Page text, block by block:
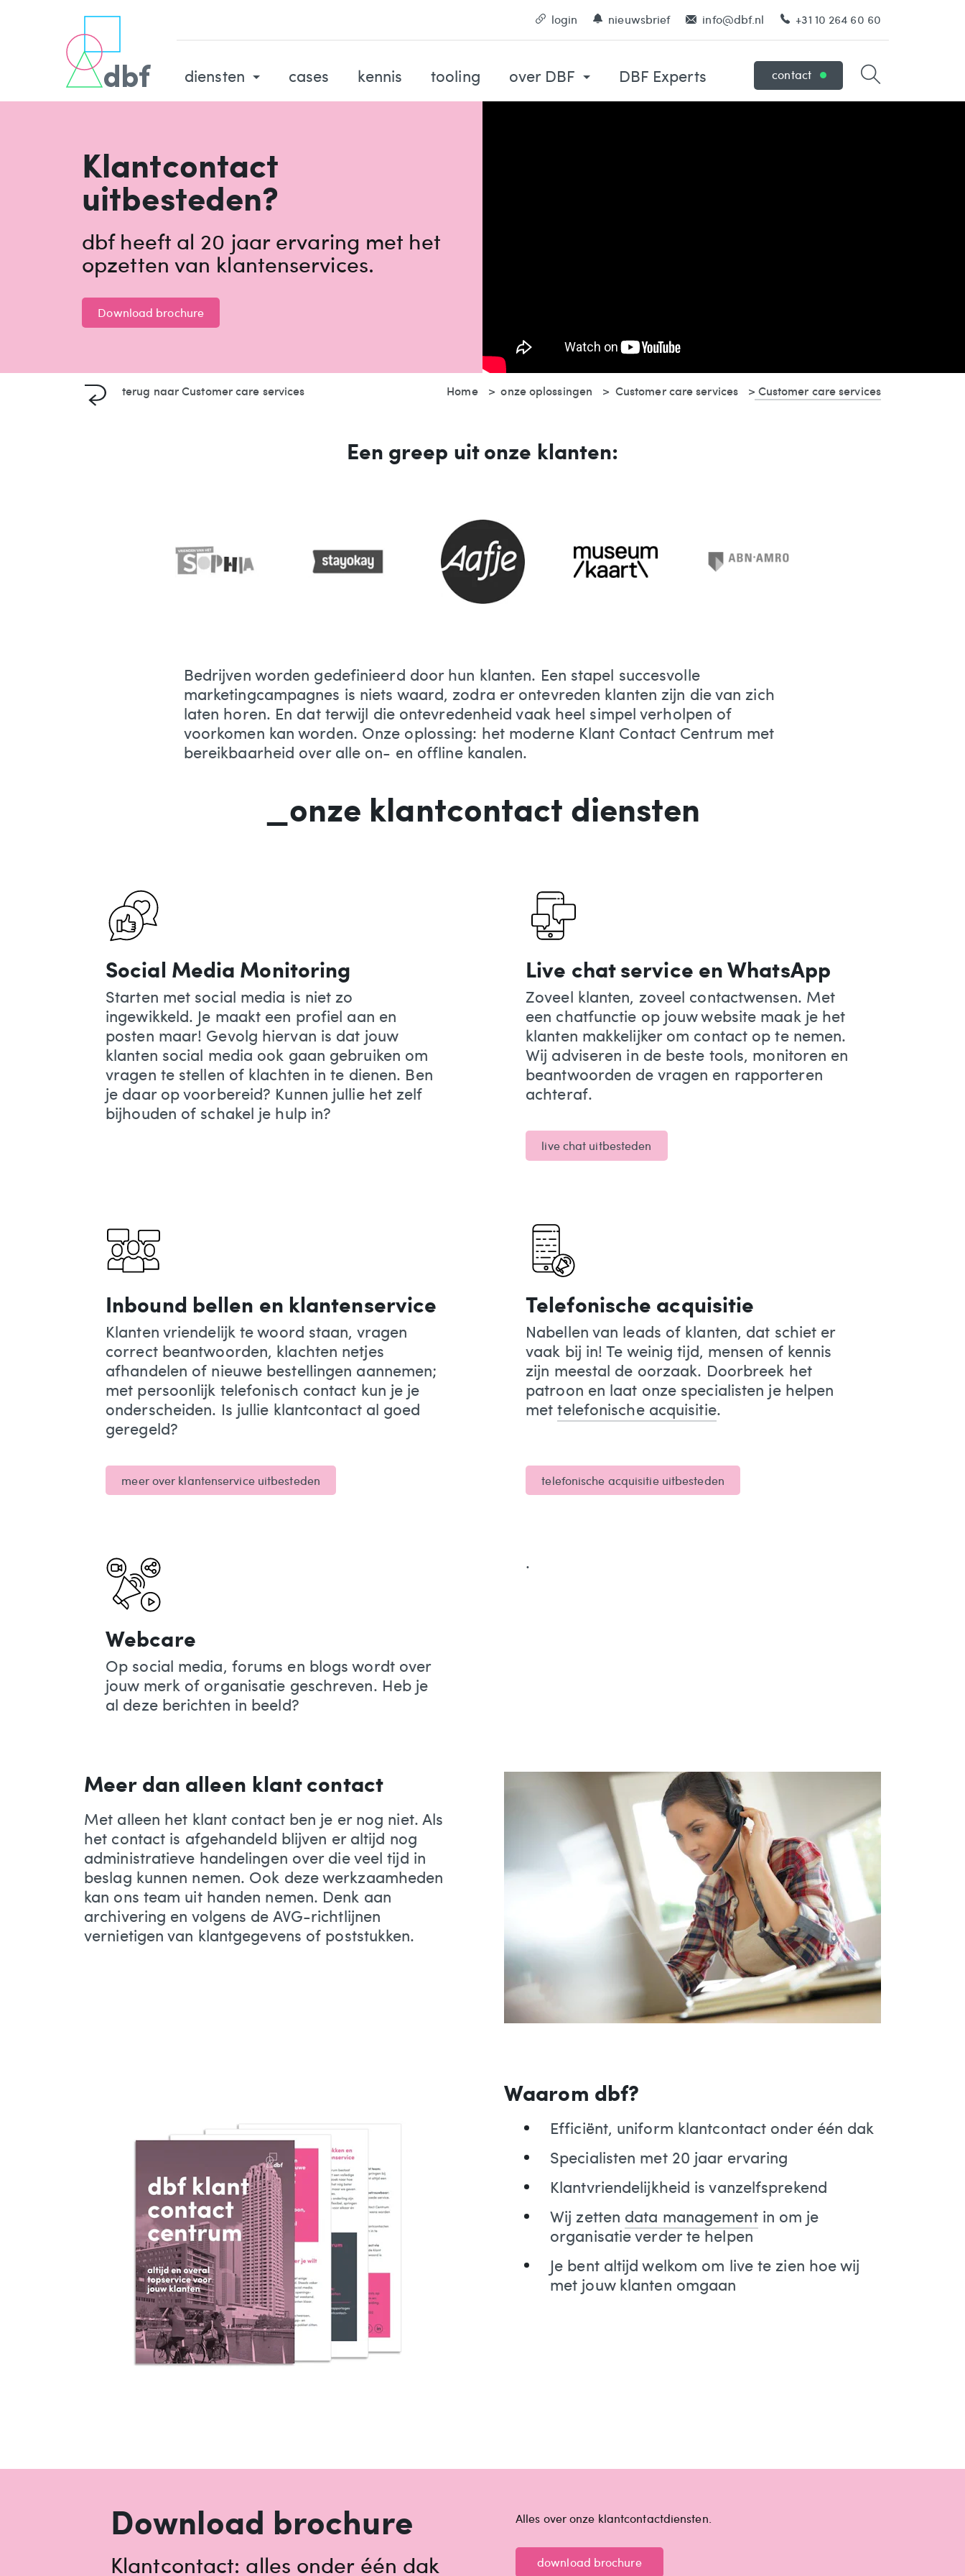
diensten cases kennis tooling over DBF DBF Experts contact
login nieuwsbrief info@dbf.nl +31 10 264 60 60
Klantcontact
uitbesteden?
dbf heeft al 20 jaar ervaring met het
opzetten van klantenservices.
Download brochure
terug naarCustomer care services Home onze oplossingen Customer care services Customer care services
Een greep uit onze klanten:
Bedrijven worden gedefinieerd door hun klanten. Een stapel succesvolle
marketingcampagnes is niets waard, zodra er ontevreden klanten zijn die van zich
laten horen. En dat terwijl die ontevredenheid vaak heel simpel verholpen of
voorkomen kan worden. Onze oplossing: het moderne Klant Contact Centrum met
bereikbaarheid over alle on- en offline kanalen.
_onze klantcontact diensten
Social Media Monitoring
Starten met social media is niet zo
ingewikkeld. Je maakt een profiel aan en
posten maar! Gevolg hiervan is dat jouw
klanten social media ook gaan gebruiken om
vragen te stellen of klachten in te dienen. Ben
je daar op voorbereid? Kunnen jullie het zelf
bijhouden of schakel je hulp in?
Live chat service en WhatsApp
Zoveel klanten, zoveel contactwensen. Met
een chatfunctie op jouw website maak je het
klanten makkelijker om contact op te nemen.
Wij adviseren in de beste tools, monitoren en
beantwoorden de vragen en rapporteren
achteraf.
live chat uitbesteden
Inbound bellen en klantenservice
Klanten vriendelijk te woord staan, vragen
correct beantwoorden, klachten netjes
afhandelen of nieuwe bestellingen aannemen;
met persoonlijk telefonisch contact kun je je
onderscheiden. Is jullie klantcontact al goed
geregeld?
meer over klantenservice uitbesteden
Telefonische acquisitie
Nabellen van leads of klanten, dat schiet er
vaak bij in! Te weinig tijd, mensen of kennis
zijn meestal de oorzaak. Doorbreek het
patroon en laat onze specialisten je helpen
mettelefonische acquisitie.
telefonische acquisitie uitbesteden
Webcare
Op social media, forums en blogs wordt over
jouw merk of organisatie geschreven. Heb je
al deze berichten in beeld?
.
Meer dan alleen klant contact
Met alleen het klant contact ben je er nog niet. Als
het contact is afgehandeld blijven er altijd nog
administratieve handelingen over die veel tijd in
beslag kunnen nemen. Ook deze werkzaamheden
kan ons team uit handen nemen. Denk aan
archivering en volgens de AVG-richtlijnen
vernietigen van klantgegevens of poststukken.
Waarom dbf?
Efficiënt, uniform klantcontact onder één dak
Specialisten met 20 jaar ervaring
Klantvriendelijkheid is vanzelfsprekend
Wij zetten data managementin om je
organisatie verder te helpen
Je bent altijd welkom om live te zien hoe wij
met jouw klanten omgaan
Download brochure
Klantcontact: alles onder één dak
Alles over onze klantcontactdiensten.
download brochure